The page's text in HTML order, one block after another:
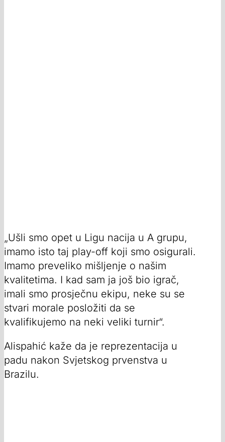
„Ušli smo opet u Ligu nacija u A grupu,
imamo isto taj play-off koji smo osigurali.
Imamo preveliko mišljenje o našim
kvalitetima. I kad sam ja još bio igrač,
imali smo prosječnu ekipu, neke su se
stvari morale posložiti da se
kvalifikujemo na neki veliki turnir“.
Alispahić kaže da je reprezentacija u
padu nakon Svjetskog prvenstva u
Brazilu.